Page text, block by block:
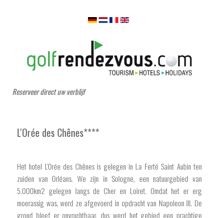
Reserveer direct uw verblijf
L'Orée des Chênes****
Het hotel L'Orée des Chênes is gelegen in La Ferté Saint Aubin ten
zuiden van Orléans. We zijn in Sologne, een natuurgebied van
5.000km2 gelegen langs de Cher en Loiret. Omdat het er erg
moerassig was, werd ze afgevoerd in opdracht van Napoleon III. De
grond bleef er onvruchtbaar, dus werd het gebied een prachtige